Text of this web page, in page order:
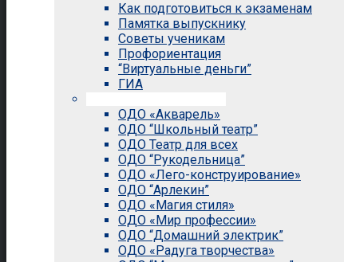
Как подготовиться к экзаменам
Памятка выпускнику
Советы ученикам
Профориентация
“Виртуальные деньги”
ГИА
ОДО «Акварель»
ОДО “Школьный театр”
ОДО Театр для всех
ОДО “Рукодельница”
ОДО «Лего-конструирование»
ОДО “Арлекин”
ОДО «Магия стиля»
ОДО «Мир профессии»
ОДО “Домашний электрик”
ОДО «Радуга творчества»